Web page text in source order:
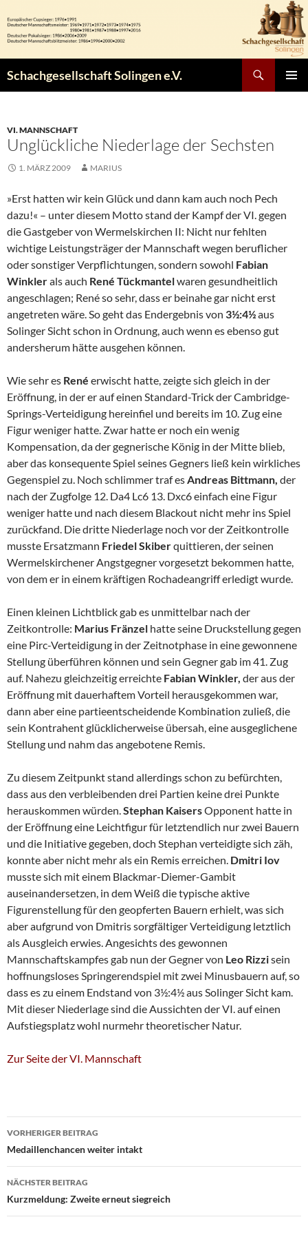
Inhalt
springen
Schachgesellschaft Solingen e.V.
VI. MANNSCHAFT
Unglückliche Niederlage der Sechsten
1. MÄRZ 2009 MARIUS
»Erst hatten wir kein Glück und dann kam auch noch Pech
dazu!« – unter diesem Motto stand der Kampf der VI. gegen
die Gastgeber von Wermelskirchen II: Nicht nur fehlten
wichtige Leistungsträger der Mannschaft wegen beruflicher
oder sonstiger Verpflichtungen, sondern sowohl Fabian
Winklerals auch René Tückmantelwaren gesundheitlich
angeschlagen; René so sehr, dass er beinahe gar nicht erst
angetreten wäre. So geht das Endergebnis von 3½:4½aus
Solinger Sicht schon in Ordnung, auch wenn es ebenso gut
andersherum hätte ausgehen können.
Wie sehr es René erwischt hatte, zeigte sich gleich in der
Eröffnung, in der er auf einen Standard-Trick der Cambridge-
Springs-Verteidigung hereinfiel und bereits im 10. Zug eine
Figur weniger hatte. Zwar hatte er noch ein wenig
Kompensation, da der gegnerische König in der Mitte blieb,
aber das konsequente Spiel seines Gegners ließ kein wirkliches
Gegenspiel zu. Noch schlimmer traf esAndreas Bittmann, der
nach der Zugfolge 12. Da4 Lc6 13. Dxc6 einfach eine Figur
weniger hatte und nach diesem Blackout nicht mehr ins Spiel
zurückfand. Die dritte Niederlage noch vor der Zeitkontrolle
musste Ersatzmann Friedel Skiberquittieren, der seinen
Wermelskirchener Angstgegner vorgesetzt bekommen hatte,
von dem er in einem kräftigen Rochadeangriff erledigt wurde.
Einen kleinen Lichtblick gab es unmittelbar nach der
Zeitkontrolle: Marius Fränzel hatte seine Druckstellung gegen
eine Pirc-Verteidigung in der Zeitnotphase in eine gewonnene
Stellung überführen können und sein Gegner gab im 41. Zug
auf. Nahezu gleichzeitig erreichte Fabian Winkler, der aus der
Eröffnung mit dauerhaftem Vorteil herausgekommen war,
dann aber eine partieentscheidende Kombination zuließ, die
sein Kontrahent glücklicherweise übersah, eine ausgeglichene
Stellung und nahm das angebotene Remis.
Zu diesem Zeitpunkt stand allerdings schon zu befürchten,
dass aus den verbleibenden drei Partien keine drei Punkte
herauskommen würden.Stephan KaisersOpponent hatte in
der Eröffnung eine Leichtfigur für letztendlich nur zwei Bauern
und die Initiative gegeben, doch Stephan verteidigte sich zäh,
konnte aber nicht mehr als ein Remis erreichen. Dmitri Iov
musste sich mit einem Blackmar-Diemer-Gambit
auseinandersetzen, in dem Weiß die typische aktive
Figurenstellung für den geopferten Bauern erhielt, was sich
aber aufgrund von Dmitris sorgfältiger Verteidigung letztlich
als Ausgleich erwies. Angesichts des gewonnen
Mannschaftskampfes gab nun der Gegner von Leo Rizzisein
hoffnungsloses Springerendspiel mit zwei Minusbauern auf, so
dass es zu einem Endstand von 3½:4½ aus Solinger Sicht kam.
Mit dieser Niederlage sind die Aussichten der VI. auf einen
Aufstiegsplatz wohl nurmehr theoretischer Natur.
Zur Seite der VI. Mannschaft
Beitragsnavigation
VORHERIGER BEITRAG
Medaillenchancen weiter intakt
NÄCHSTER BEITRAG
Kurzmeldung: Zweite erneut siegreich